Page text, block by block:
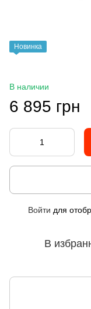
Новинка
В наличии
6 895 грн
Войти для
В